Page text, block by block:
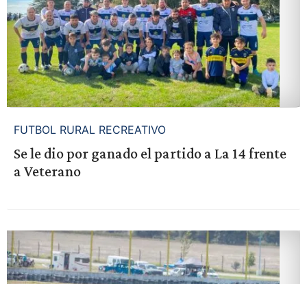
FUTBOL RURAL RECREATIVO
Se le dio por ganado el partido a La 14 frente
a Veterano